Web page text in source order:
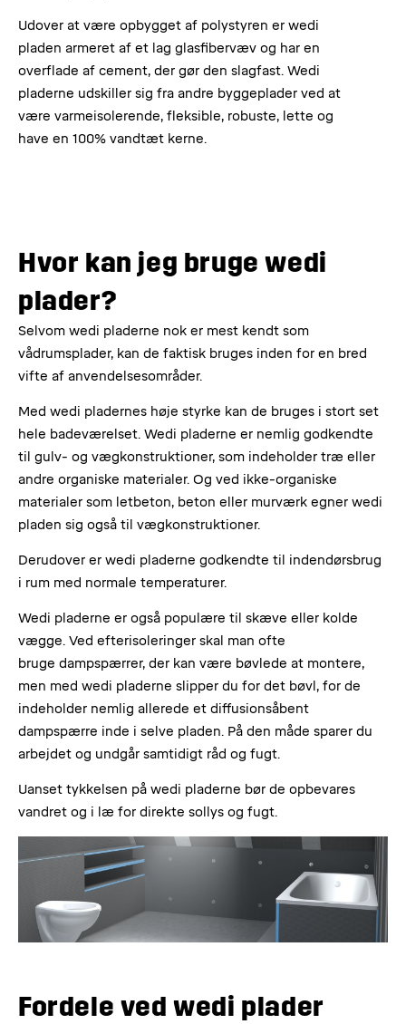
Udover at være opbygget af polystyren er wedi
pladen armeret af et lag glasfibervæv og har en
overflade af cement, der gør den slagfast. Wedi
pladerne udskiller sig fra andre byggeplader ved at
være varmeisolerende, fleksible, robuste, lette og
have en 100% vandtæt kerne.
Hvor kan jeg bruge wedi
plader?
Selvom wedi pladerne nok er mest kendt som
vådrumsplader, kan de faktisk bruges inden for en bred
vifte af anvendelsesområder.
Med wedi pladernes høje styrke kan de bruges i stort set
hele badeværelset. Wedi pladerne er nemlig godkendte
til gulv- og vægkonstruktioner, som indeholder træ eller
andre organiske materialer. Og ved ikke-organiske
materialer som letbeton, beton eller murværk egner wedi
pladen sig også til vægkonstruktioner.
Derudover er wedi pladerne godkendte til indendørsbrug
i rum med normale temperaturer.
Wedi pladerne er også populære til skæve eller kolde
vægge. Ved efterisoleringer skal man ofte
bruge dampspærrer, der kan være bøvlede at montere,
men med wedi pladerne slipper du for det bøvl, for de
indeholder nemlig allerede et diffusionsåbent
dampspærre inde i selve pladen. På den måde sparer du
arbejdet og undgår samtidigt råd og fugt.
Uanset tykkelsen på wedi pladerne bør de opbevares
vandret og i læ for direkte sollys og fugt.
Fordele ved wedi plader